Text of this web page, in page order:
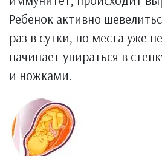
Ребенок активно
раз в сутки, но места уже
начинает упираться в
и ножками.